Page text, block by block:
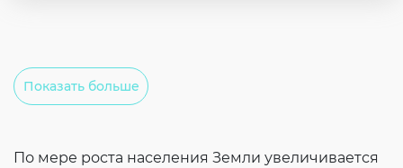
Показать больше
По мере роста населения Земли увеличивается